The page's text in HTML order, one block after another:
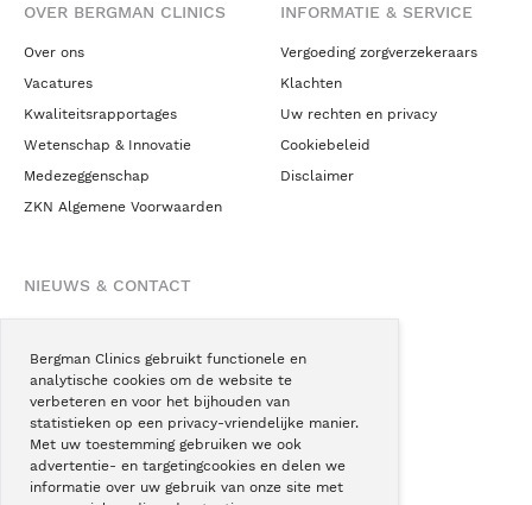
Bergman Clinics gebruikt functionele en
analytische cookies om de website te
verbeteren en voor het bijhouden van
statistieken op een privacy-vriendelijke manier.
Met uw toestemming gebruiken we ook
advertentie- en targetingcookies en delen we
informatie over uw gebruik van onze site met
OVER BERGMAN CLINICS
Over ons
Vacatures
Kwaliteitsrapportages
Wetenschap & Innovatie
Medezeggenschap
ZKN Algemene Voorwaarden
INFORMATIE & SERVICE
Vergoeding zorgverzekeraars
Klachten
Uw rechten en privacy
Cookiebeleid
Disclaimer
NIEUWS & CONTACT
Blogs
Podcast
Pressroom
Instagram
Facebook